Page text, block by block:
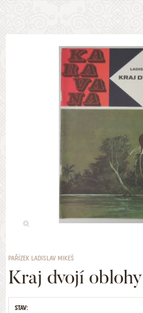
PAŘÍZEK LADISLAV MIKEŠ
Kraj dvojí oblohy
STAV: